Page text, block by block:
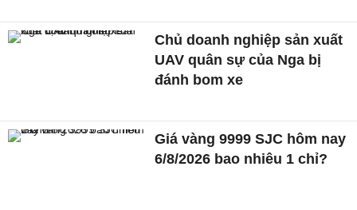
Chủ doanh nghiệp sản xuất
UAV quân sự của Nga bị
đánh bom xe
Giá vàng 9999 SJC hôm nay
6/8/2026 bao nhiêu 1 chỉ?